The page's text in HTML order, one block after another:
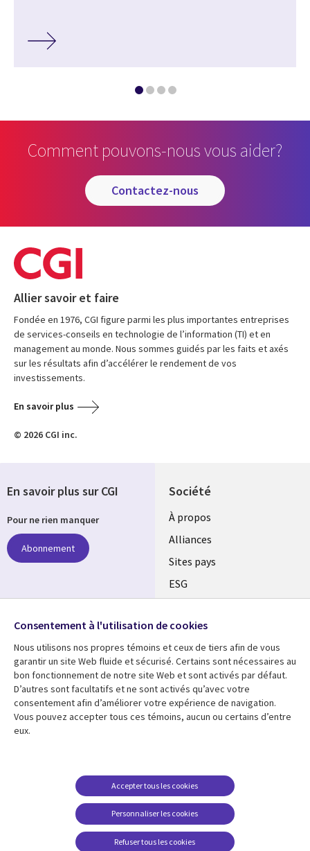
Comment pouvons-nous vous aider?
contactez-nous
Allier savoir et faire
Fondée en 1976, CGI figure parmi les plus importantes entreprises
de services-conseils en technologie de l’information (TI) et en
management au monde. Nous sommes guidés par les faits et axés
sur les résultats afin d’accélérer le rendement de vos
investissements.
En savoir plus
© 2026 CGI inc.
Société
À propos
Alliances
Sites pays
ESG
Fusions
Salle de presse
Ressources
Articles
Études de cas
Baladodiffusions
Support
Restrictions et
conditions juridiques
Carrières FAQ
Centre de gestion des
En savoir plus sur CGI
Pour ne rien manquer
Abonnement
Suivez-nous
Social
Media
Global
FR
Consentement à l'utilisation de cookies
Nous utilisons nos propres témoins et ceux de tiers afin de vous
garantir un site Web fluide et sécurisé. Certains sont nécessaires au
bon fonctionnement de notre site Web et sont activés par défaut.
D’autres sont facultatifs et ne sont activés qu’avec votre
consentement afin d’améliorer votre expérience de navigation.
Vous pouvez accepter tous ces témoins, aucun ou certains d’entre
eux.
Personnaliser les cookies
Accepter tous les cookies
Refuser tous les cookies